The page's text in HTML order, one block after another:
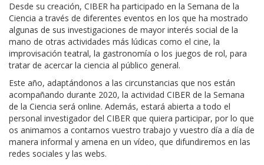
Desde su creación, CIBER ha participado en la Semana de la
Ciencia a través de diferentes eventos en los que ha mostrado
algunas de sus investigaciones de mayor interés social de la
mano de otras actividades más lúdicas como el cine, la
improvisación teatral, la gastronomía o los juegos de rol, para
tratar de acercar la ciencia al público general.
Este año, adaptándonos a las circunstancias que nos están
acompañando durante 2020, la actividad CIBER de la Semana
de la Ciencia será online. Además, estará abierta a todo el
personal investigador del CIBER que quiera participar, por lo que
os animamos a contarnos vuestro trabajo y vuestro día a día de
manera informal y amena en un vídeo, que difundiremos en las
redes sociales y las webs.